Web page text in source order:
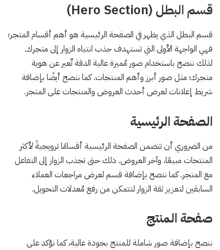
قسم البطل (Hero Section)
قسم البطل الذي يظهر في الصفحة الرئيسية هو أهم أقسام المتجر؛
فهي الواجهة الأولى التي تستهدف جذب انتباه الزوار إلى متجرك.
لذلك ننصح باستخدام صور مُميزة عالية الدقة تٌعبر عن هوية
متجرك؛ مثل صور أبرز وأهم المنتجات. كما ننصح أيضًا بإضافة
شريط إعلانات لعرض أحدث العروض والمنتجات على المتجر.
الصفحة الرئيسية
من الضروري أن تتضمن الصفحة الرئيسية أقسامًا ترويجيةً لأكثر
المنتجات مبيعًا، وآخر العروض. ذلك حتى تجذب الزوار إلى التفاعل
مع المتجر. كما ننصح بإضافة قسم لعرض مراجعات العملاء
السابقين لتعزيز ثقة الزوار لتتمكن من رفع مُعدلات التحويل.
صفحة المنتج
ننصح بإضافة صور شاملة للمنتج بجودة عالية، كما نؤكد على